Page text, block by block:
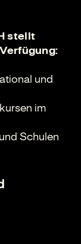
stellt
und
im
Schulen